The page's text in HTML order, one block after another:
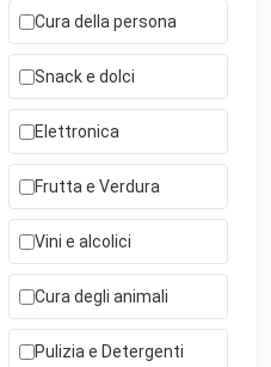
Cura della persona
Snack e dolci
Elettronica
Frutta e Verdura
Vini e alcolici
Cura degli animali
Pulizia e Detergenti